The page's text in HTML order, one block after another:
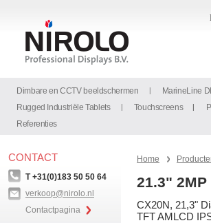
Dimbare en CCTV beeldschermen
MarineLine
Rugged Industriële Tablets
Touchscreens
Referenties
CONTACT
T +31(0)183 50 50 64
verkoop@nirolo.nl
Contactpagina
Home
21.3"
CX20N, 21,3"
TFT AMLCD